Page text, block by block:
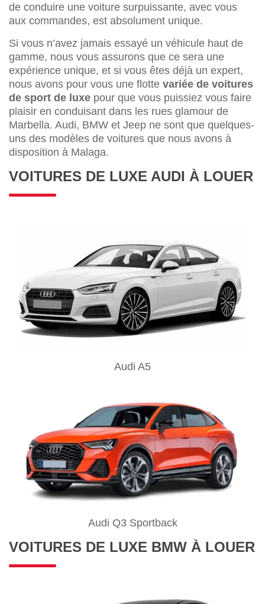
de conduire une voiture surpuissante, avec vous
aux commandes, est absolument unique.
Si vous n’avez jamais essayé un véhicule haut de
gamme, nous vous assurons que ce sera une
expérience unique, et si vous êtes déjà un expert,
nous avons pour vous une flotte variée de voitures
de sport de luxe pour que vous puissiez vous faire
plaisir en conduisant dans les rues glamour de
Marbella. Audi, BMW et Jeep ne sont que quelques-
uns des modèles de voitures que nous avons à
disposition à Malaga.
VOITURES DE LUXE AUDI À LOUER
Audi A5
Audi Q3 Sportback
VOITURES DE LUXE BMW À LOUER